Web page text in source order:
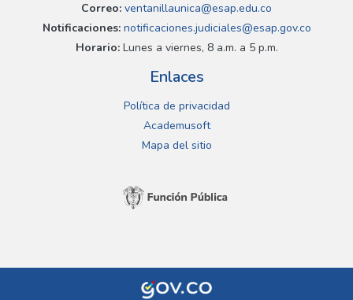
Correo: ventanillaunica@esap.edu.co
Notificaciones:notificaciones.judiciales@esap.gov.co
Horario:Lunes a viernes, 8 a.m. a 5 p.m.
Enlaces
Política de privacidad
Academusoft
Mapa del sitio